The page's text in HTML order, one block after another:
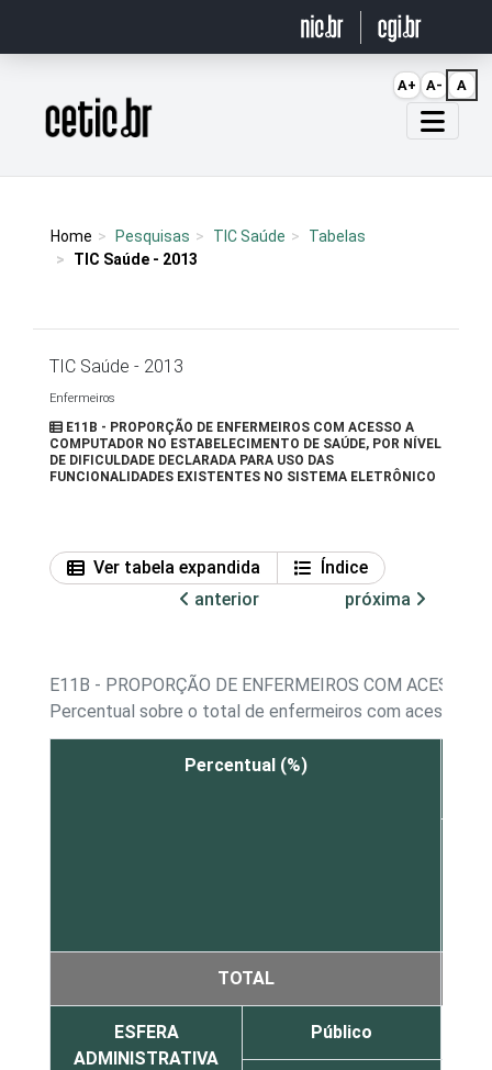
Página inicial
Home Pesquisas TIC Saúde
Tabelas
TIC Saúde - 2013
TIC Saúde - 2013
Enfermeiros
E11B - PROPORÇÃO DE ENFERMEIROS COM ACESSO A
COMPUTADOR NO ESTABELECIMENTO DE SAÚDE, POR NÍVEL
DE DIFICULDADE DECLARADA PARA USO DAS
FUNCIONALIDADES EXISTENTES NO SISTEMA ELETRÔNICO
Ver tabela expandida
Índice
anterior
próxima
E11B - PROPORÇÃO DE ENFERMEIROS COM ACESSO
Percentual sobre o total de enfermeiros com acesso a
Percentual (%)
TOTAL
ESFERA
ADMINISTRATIVA
Público
A+ A- A